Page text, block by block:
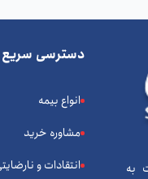
به
دسترسی سریع
انواع بیمه
مشاوره خرید
انتقادات و